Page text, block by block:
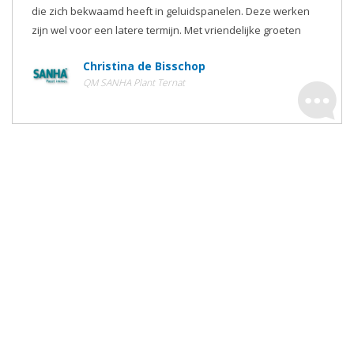
die zich bekwaamd heeft in geluidspanelen. Deze werken
zijn wel voor een latere termijn. Met vriendelijke groeten
Christina de Bisschop
QM SANHA Plant Ternat